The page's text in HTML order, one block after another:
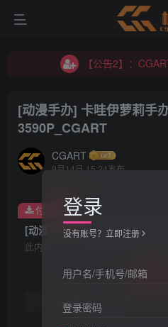
【公告1】：将
【公告1】：将
[动漫手办] 卡哇伊萝莉手
3590P_CGART
CGART
9月14日 15:24发布
此内容为付费资源，请付费后查看
60
黄金会员
付费资源登录
没有账号？立即注册
用户名/手机号/邮箱
登录密码